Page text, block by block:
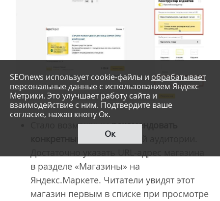
Стало возможнымрекомендовать
конкретный магазин
в разделе «Магазины» на
Яндекс.Маркете. Читатели увидят этот
магазин первым в списке при просмотре
SEOnews использует cookie-файлы и обрабатывает
персональные данные с использованием Яндекс
Метрики. Это улучшает работу сайта и
взаимодействие с ним. Подтвердите ваше
согласие, нажав кнопу Ок.
Ок